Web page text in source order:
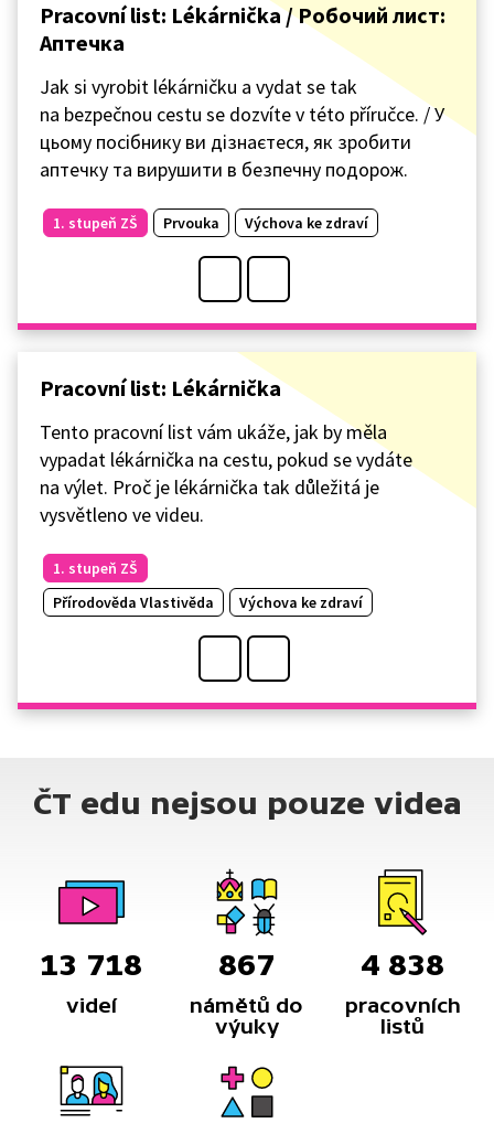
Pracovní list: Lékárnička / Робочий лист:
Аптечка
Jak si vyrobit lékárničku a vydat se tak
na bezpečnou cestu se dozvíte v této příručce. / У
цьому посібнику ви дізнаєтеся, як зробити
аптечку та вирушити в безпечну подорож.
1. stupeň ZŠ Prvouka Výchova ke zdraví
Pracovní list: Lékárnička
Tento pracovní list vám ukáže, jak by měla
vypadat lékárnička na cestu, pokud se vydáte
na výlet. Proč je lékárnička tak důležitá je
vysvětleno ve videu.
1. stupeň ZŠ
Přírodověda Vlastivěda
Výchova ke zdraví
ČT edu nejsou pouze videa
13 718
videí
867
námětů do
výuky
4 838
pracovních
listů